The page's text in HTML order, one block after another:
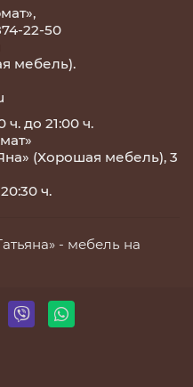
22-50
мебель).
ч. до 21:00 ч.
(Хорошая мебель), 3
ч.
- мебель на